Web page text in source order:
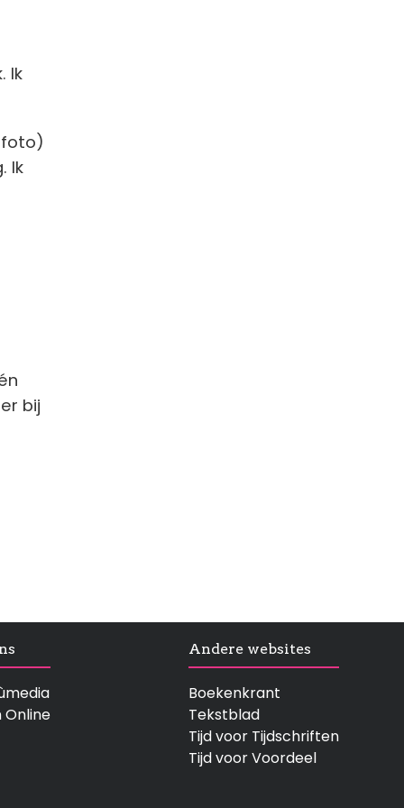
Ik
Ik
bij
Online
Andere websites
Boekenkrant
Tekstblad
Tijd voor Tijdschriften
Tijd voor Voordeel